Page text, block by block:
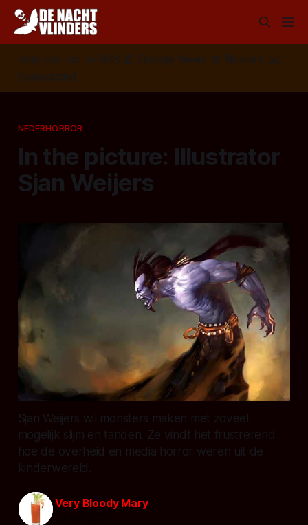
Volg ons op: 📣 RSS 📰 Google News 🦋 Bluesky
✉️
Nieuwsbrief
NEDERHORROR
In the picture: Illustrator
Sjan Weijers
Sjan Weijers wil monsters maken met zoveel
mogelijk slijm en tanden. Ze vindt het frustrerend
hoe de overheid en media horror weren uit de
kinderwereld.
Very Bloody Mary